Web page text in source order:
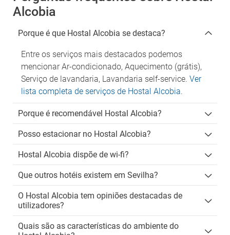
Alcobia
Porque é que Hostal Alcobia se destaca?
Entre os serviços mais destacados podemos
mencionar Ar-condicionado, Aquecimento (grátis),
Serviço de lavandaria, Lavandaria self-service. Ver
lista completa de serviços de Hostal Alcobia.
Porque é recomendável Hostal Alcobia?
Posso estacionar no Hostal Alcobia?
Hostal Alcobia dispõe de wi-fi?
Que outros hotéis existem em Sevilha?
O Hostal Alcobia tem opiniões destacadas de
utilizadores?
Quais são as características do ambiente do